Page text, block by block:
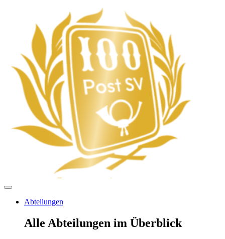
Abteilungen
Alle Abteilungen im Überblick